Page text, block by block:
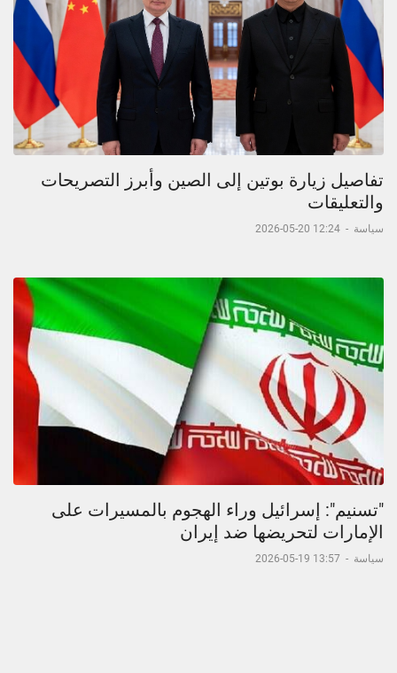
تفاصيل زيارة بوتين إلى الصين وأبرز التصريحات
والتعليقات
سياسة -
12:24 20-05-2026
"تسنيم": إسرائيل وراء الهجوم بالمسيرات على
الإمارات لتحريضها ضد إيران
سياسة -
13:57 19-05-2026